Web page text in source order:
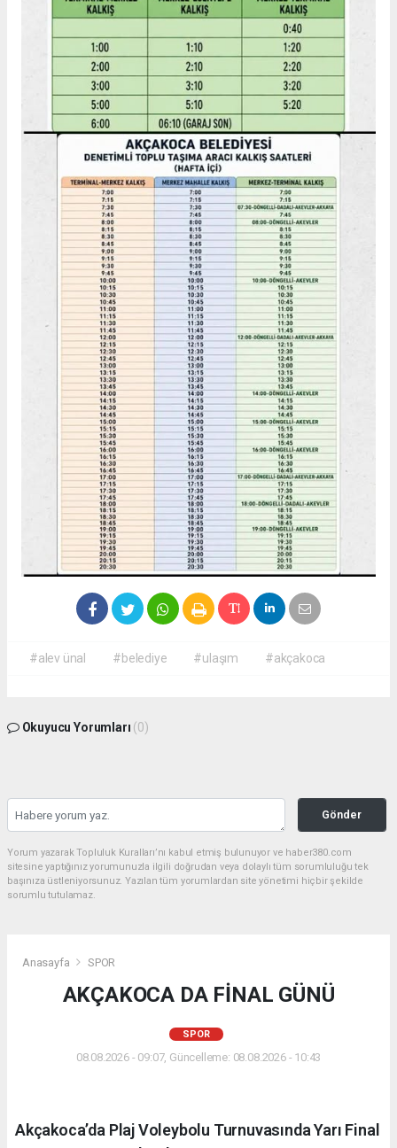
#alev ünal #belediye #ulaşım #akçakoca
Okuyucu Yorumları (0)
Gönder
Yorum yazarak Topluluk Kuralları’nı kabul etmiş bulunuyor ve haber380.com
sitesine yaptığınız yorumunuzla ilgili doğrudan veya dolaylı tüm sorumluluğu tek
başınıza üstleniyorsunuz. Yazılan tüm yorumlardan site yönetimi hiçbir şekilde
sorumlu tutulamaz.
Anasayfa SPOR
AKÇAKOCA DA FİNAL GÜNÜ
SPOR
08.08.2026 - 09:07, Güncelleme: 08.08.2026 - 10:43
Akçakoca’da Plaj Voleybolu Turnuvasında Yarı Final